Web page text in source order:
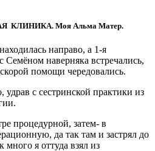
КЛИНИКА. Моя Альма Матер.
направо, а 1-я
Семёном наверняка встречались,
помощи чередовались.
удрав с сестринской практики из
процедурной, затем- в
да так там и застрял до
я оттуда взял из